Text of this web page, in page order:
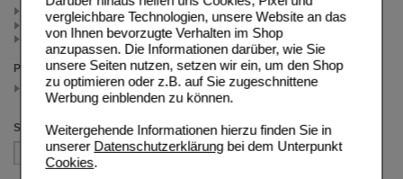
vergleichbare Technologien, unsere Website an das
von Ihnen bevorzugte Verhalten im Shop
anzupassen. Die Informationen darüber, wie Sie
unsere Seiten nutzen, setzen wir ein, um den Shop
zu optimieren oder z.B. auf Sie zugeschnittene
Werbung einblenden zu können.
Weitergehende Informationen hierzu finden Sie in
unserer Datenschutzerklärungbei dem Unterpunkt
Cookies.
120 St (1)
100 St (1)
Preis
11.00 - 14.99
(auswahl entfernen)
Sortieren nach